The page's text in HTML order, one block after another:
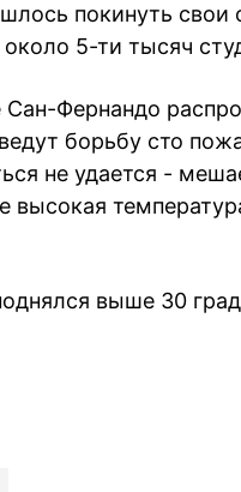
покинуть свои
5-ти тысяч
Фернандо
борьбу сто
не удается -
высокая
выше 30
Whatsapp
в Messenger
в LinkedIn